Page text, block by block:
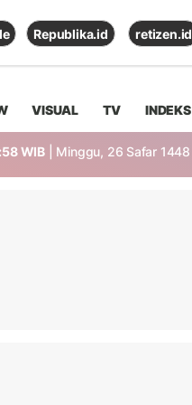
Republika.id retizen.id
VISUAL TV INDEKS
WIB | Minggu, 26 Safar 1448